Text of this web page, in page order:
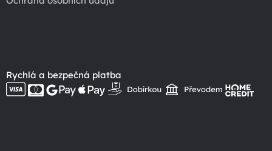
Rychlá a bezpečná platba